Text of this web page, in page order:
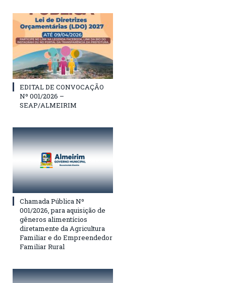
EDITAL DE CONVOCAÇÃO
Nº 001/2026 –
SEAP/ALMEIRIM
Chamada Pública Nº
001/2026, para aquisição de
gêneros alimentícios
diretamente da Agricultura
Familiar e do Empreendedor
Familiar Rural